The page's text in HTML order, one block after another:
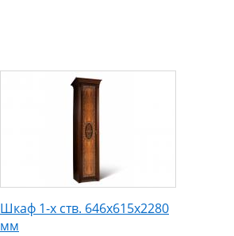
Шкаф 1-х ств. 646x615x2280
мм